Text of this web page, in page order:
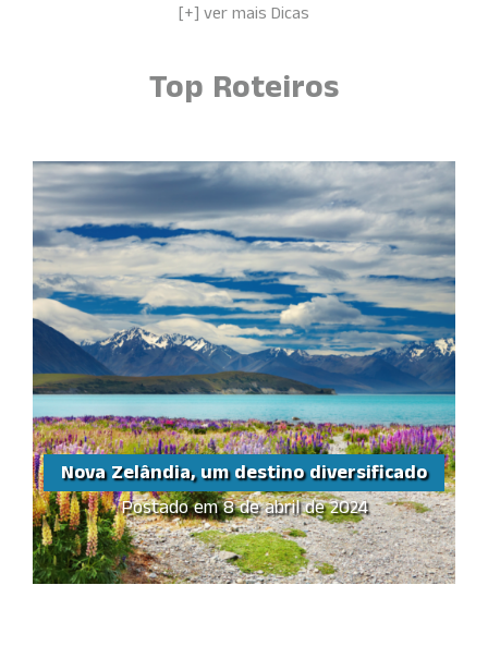
[+] ver mais Dicas
Top Roteiros
Nova Zelândia, um destino diversificado
Postado em 8 de abril de 2024
Nova Zelândia, um
destino diversificado